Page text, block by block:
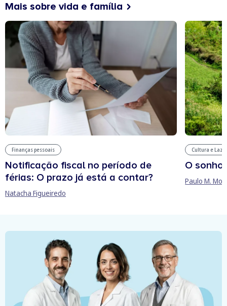
Mais sobre vida e família
Finanças pessoais
Notificação fiscal no período de
férias: O prazo já está a contar?
Natacha Figueiredo
Cultura e
O sonho
Paulo M.